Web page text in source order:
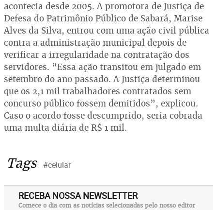
acontecia desde 2005. A promotora de Justiça de
Defesa do Patrimônio Público de Sabará, Marise
Alves da Silva, entrou com uma ação civil pública
contra a administração municipal depois de
verificar a irregularidade na contratação dos
servidores. “Essa ação transitou em julgado em
setembro do ano passado. A Justiça determinou
que os 2,1 mil trabalhadores contratados sem
concurso público fossem demitidos”, explicou.
Caso o acordo fosse descumprido, seria cobrada
uma multa diária de R$ 1 mil.
Tags #celular
RECEBA NOSSA NEWSLETTER
Comece o dia com as notícias selecionadas pelo nosso editor